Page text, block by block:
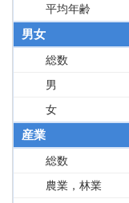
平均年齢
男女
総数
男
女
産業
総数
農業，林業